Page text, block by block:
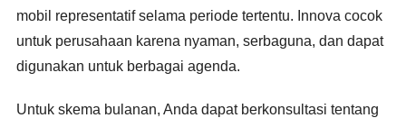
mobil representatif selama periode tertentu. Innova cocok
untuk perusahaan karena nyaman, serbaguna, dan dapat
digunakan untuk berbagai agenda.
Untuk skema bulanan, Anda dapat berkonsultasi tentang